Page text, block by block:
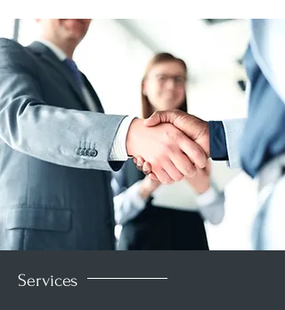
Services